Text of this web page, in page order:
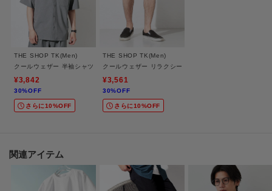
す。
シャツをタックインしたすっきりした着こなしや、サンダル・スニーカーと
合わせた軽快な夏スタイルにも相性よく活躍します。
【仕様】
・ポケット数：横×2 後ろ×2
・前ファスナー
・ウエスト後ろゴム
す。
※この製品は、吸水速乾効果のある素材を使用しています。この効果は永久
THE SHOP TK(Men)
クールウェザー 半袖シャツ 接触冷感／洗濯機OK／セットアップ可
¥3,842
30%OFF
さらに10%OFF
THE SHOP TK(Men)
クールウェザー リラクシーイージーショートパンツ 接
¥3,561
30%OFF
さらに10%OFF
関連アイテム